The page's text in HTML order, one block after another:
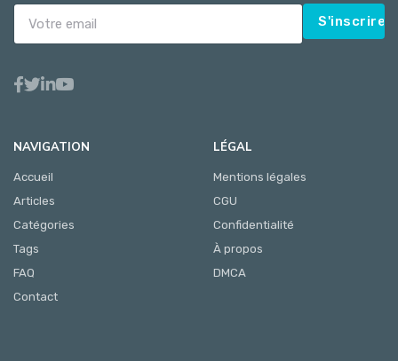
S'inscrire
NAVIGATION
Accueil
Articles
Catégories
Tags
FAQ
Contact
LÉGAL
Mentions légales
CGU
Confidentialité
À propos
DMCA